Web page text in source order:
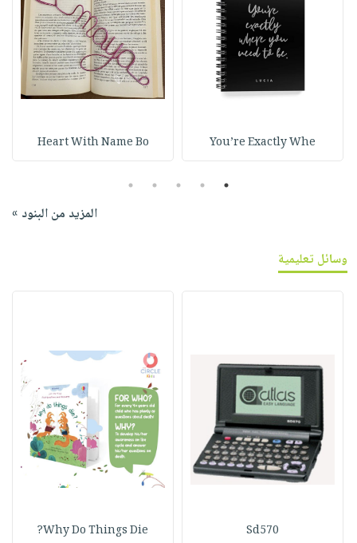
You’re Exactly Whe
Heart With Name Bo
1
2
3
4
5
المزيد من البنود »
وسائل تعليمية
Sd570
Why Do Things Die?